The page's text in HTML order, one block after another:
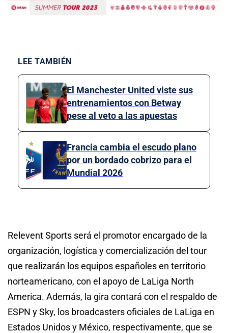
LEE TAMBIÉN
El Manchester United viste sus
entrenamientos con Betway
pese al veto a las apuestas
Francia cambia el escudo plano
por un bordado cobrizo para el
Mundial 2026
Relevent Sports será el promotor encargado de la
organización, logística y comercialización del tour
que realizarán los equipos españoles en territorio
norteamericano, con el apoyo de LaLiga North
America. Además, la gira contará con el respaldo de
ESPN y Sky, los broadcasters oficiales de LaLiga en
Estados Unidos y México, respectivamente, que se